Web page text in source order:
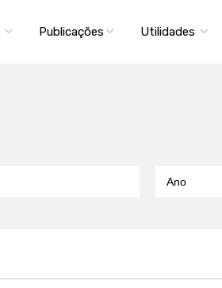
Publicações Utilidades